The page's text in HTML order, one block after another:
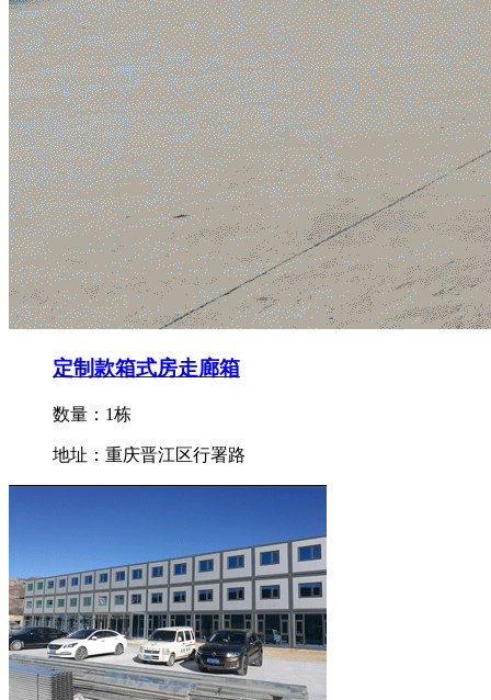
定制款箱式房走廊箱
数量：1栋
地址：重庆晋江区行署路